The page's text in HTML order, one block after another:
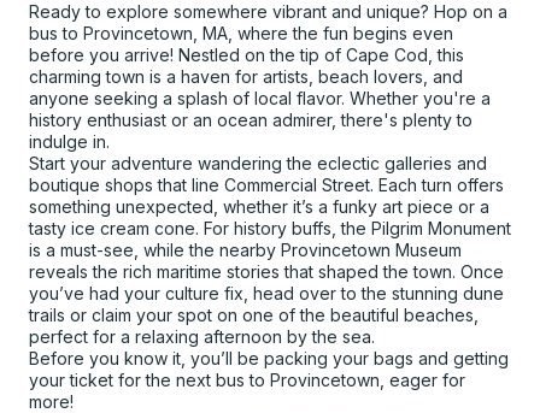
Ready to explore somewhere vibrant and unique? Hop on a
bus to Provincetown, MA, where the fun begins even
before you arrive! Nestled on the tip of Cape Cod, this
charming town is a haven for artists, beach lovers, and
anyone seeking a splash of local flavor. Whether you're a
history enthusiast or an ocean admirer, there's plenty to
indulge in.
Start your adventure wandering the eclectic galleries and
boutique shops that line Commercial Street. Each turn offers
something unexpected, whether it’s a funky art piece or a
tasty ice cream cone. For history buffs, the Pilgrim Monument
is a must-see, while the nearby Provincetown Museum
reveals the rich maritime stories that shaped the town. Once
you’ve had your culture fix, head over to the stunning dune
trails or claim your spot on one of the beautiful beaches,
perfect for a relaxing afternoon by the sea.
Before you know it, you’ll be packing your bags and getting
your ticket for the next bus to Provincetown, eager for
more!